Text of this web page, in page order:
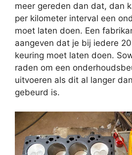
meer gereden dan dat, dan
per kilometer interval een
moet laten doen. Een
aangeven dat je bij iedere
keuring moet laten doen.
raden om een
uitvoeren als dit al langer
gebeurd is.